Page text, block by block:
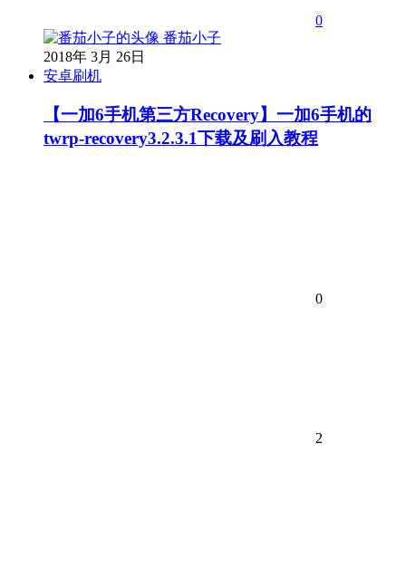
0
番茄小子
2018年 3月 26日
安卓刷机
【一加6手机第三方Recovery】一加6手机的
twrp-recovery3.2.3.1下载及刷入教程
0
2